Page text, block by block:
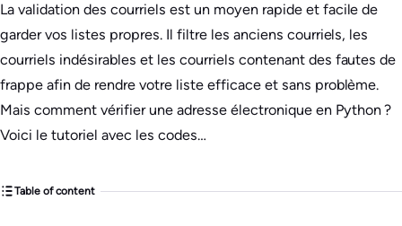
La validation des courriels est un moyen rapide et facile de
garder vos listes propres. Il filtre les anciens courriels, les
courriels indésirables et les courriels contenant des fautes de
frappe afin de rendre votre liste efficace et sans problème.
Mais comment vérifier une adresse électronique en Python ?
Voici le tutoriel avec les codes…
Table of content